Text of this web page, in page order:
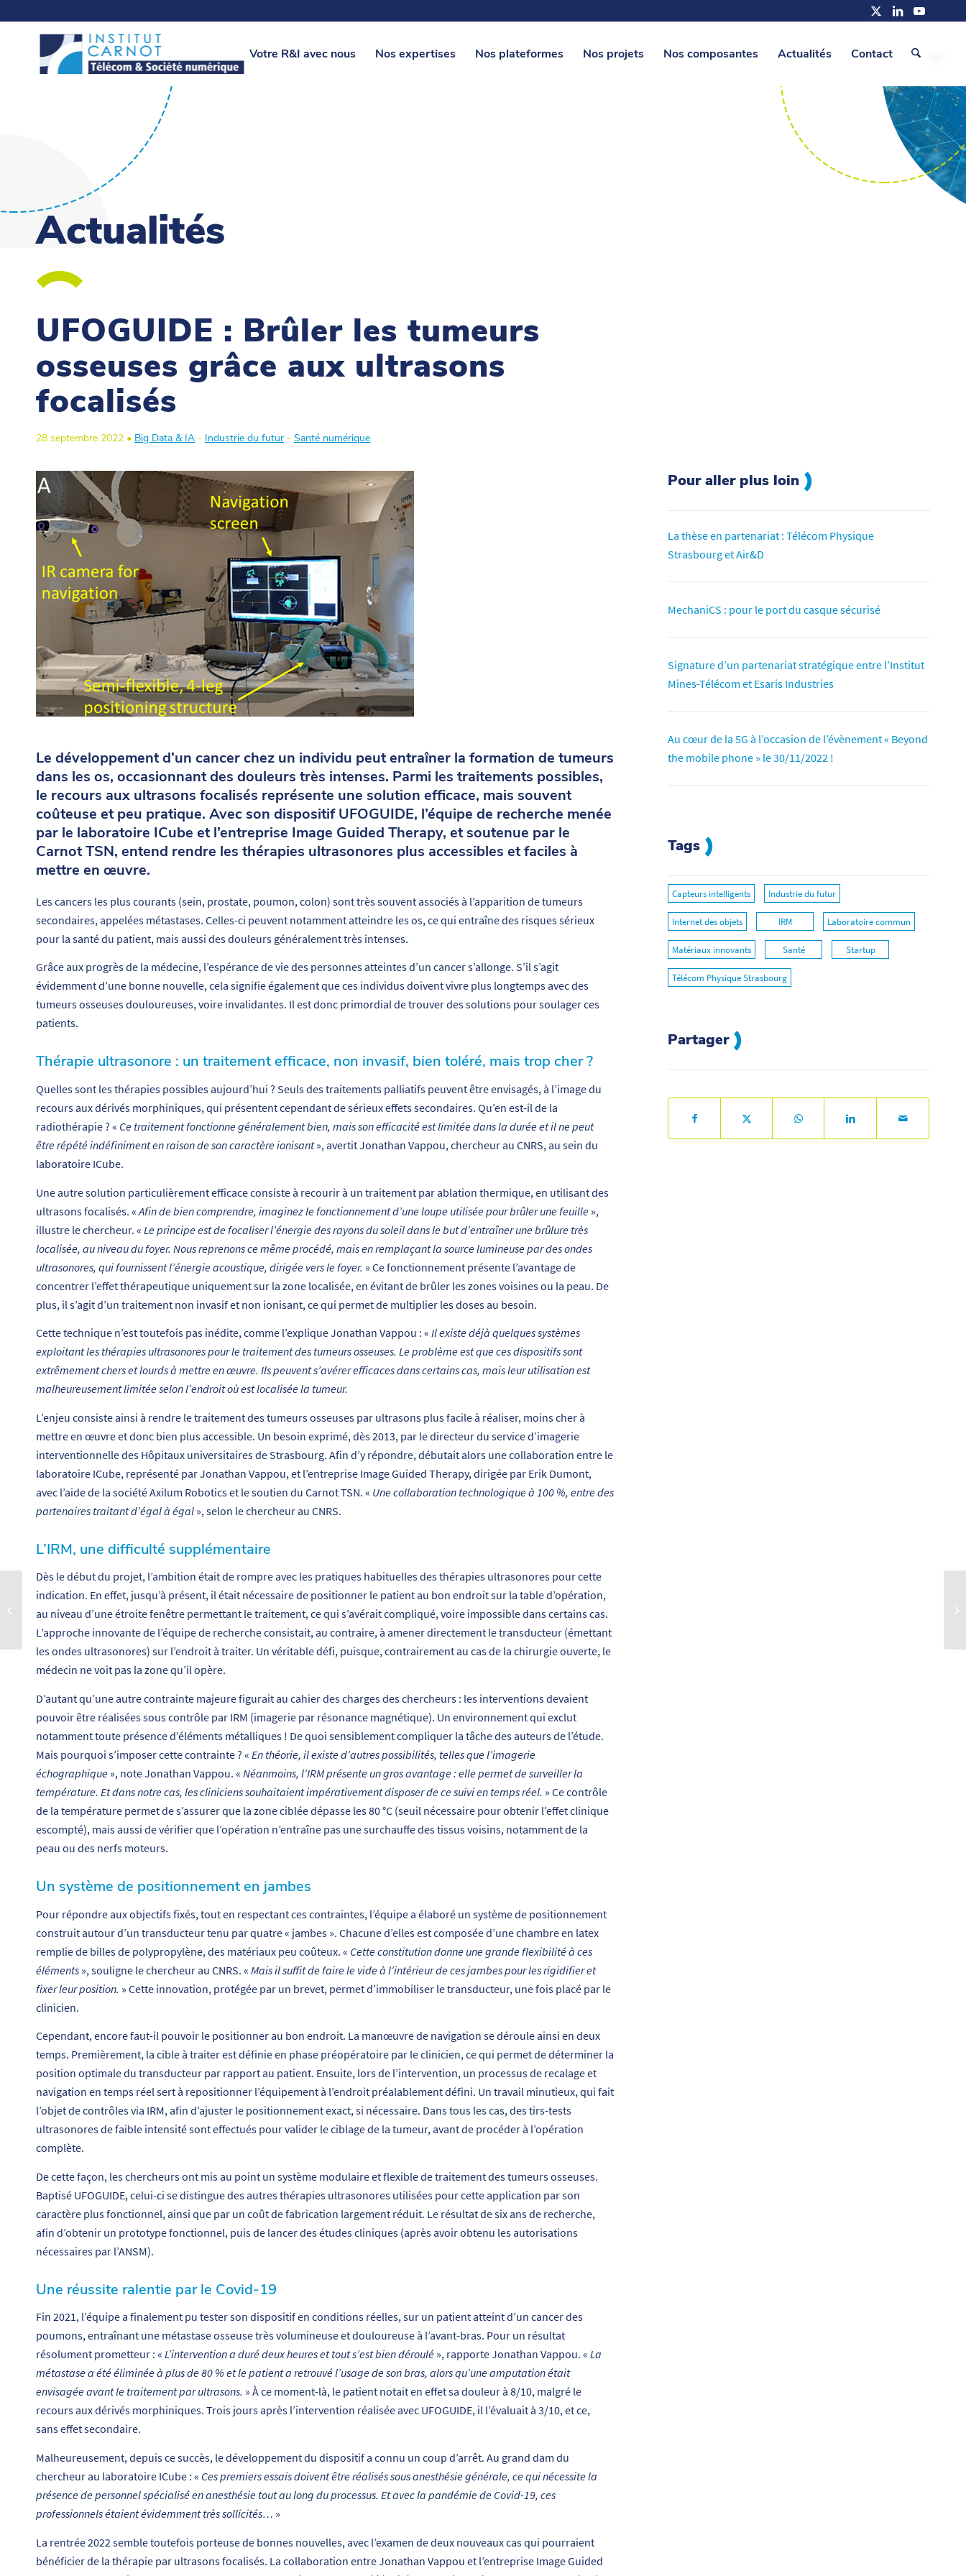
Votre R&I avec nous Nos expertises Nos plateformes Nos projets Nos composantes Actualités Contact
Actualités
UFOGUIDE : Brûler les tumeurs
osseuses grâce aux ultrasons
focalisés
28 septembre 2022 • Big Data & IA - Industrie du futur - Santé numérique
Le développement d’un cancer chez un individu peut entraîner la formation de tumeurs
dans les os, occasionnant des douleurs très intenses. Parmi les traitements possibles,
le recours aux ultrasons focalisés représente une solution efficace, mais souvent
coûteuse et peu pratique. Avec son dispositif UFOGUIDE, l’équipe de recherche menée
par le laboratoire ICube et l’entreprise Image Guided Therapy, et soutenue par le
Carnot TSN, entend rendre les thérapies ultrasonores plus accessibles et faciles à
mettre en œuvre.
Les cancers les plus courants (sein, prostate, poumon, colon) sont très souvent associés à l’apparition de tumeurs
secondaires, appelées métastases. Celles-ci peuvent notamment atteindre les os, ce qui entraîne des risques sérieux
pour la santé du patient, mais aussi des douleurs généralement très intenses.
Grâce aux progrès de la médecine, l’espérance de vie des personnes atteintes d’un cancer s’allonge. S’il s’agit
évidemment d’une bonne nouvelle, cela signifie également que ces individus doivent vivre plus longtemps avec des
tumeurs osseuses douloureuses, voire invalidantes. Il est donc primordial de trouver des solutions pour soulager ces
patients.
Thérapie ultrasonore : un traitement efficace, non invasif, bien toléré, mais trop cher ?
Quelles sont les thérapies possibles aujourd’hui ? Seuls des traitements palliatifs peuvent être envisagés, à l’image du
recours aux dérivés morphiniques, qui présentent cependant de sérieux effets secondaires. Qu’en est-il de la
radiothérapie ? « Ce traitement fonctionne généralement bien, mais son efficacité est limitée dans la durée et il ne peut
être répété indéfiniment en raison de son caractère ionisant», avertit Jonathan Vappou, chercheur au CNRS, au sein du
laboratoire ICube.
Une autre solution particulièrement efficace consiste à recourir à un traitement par ablation thermique, en utilisant des
ultrasons focalisés. « Afin de bien comprendre, imaginez le fonctionnement d’une loupe utilisée pour brûler une feuille »,
illustre le chercheur. « Le principe est de focaliser l’énergie des rayons du soleil dans le but d’entraîner unebrûlure très
localisée, au niveau du foyer. Nous reprenons ce même procédé, mais en remplaçant la source lumineuse par des ondes
ultrasonores, qui fournissent l’énergie acoustique, dirigée vers le foyer. » Ce fonctionnement présente l’avantage de
concentrer l’effet thérapeutique uniquement sur la zone localisée, en évitant de brûler les zones voisines ou la peau. De
plus, il s’agit d’un traitement non invasif et non ionisant, ce qui permet de multiplier les doses au besoin.
Cette technique n’est toutefois pas inédite, comme l’explique Jonathan Vappou : « Il existe déjà quelques systèmes
exploitant les thérapies ultrasonores pour le traitement des tumeurs osseuses. Le problème est que ces dispositifs sont
extrêmement chers et lourds à mettre en œuvre. Ils peuvent s’avérer efficaces dans certains cas, mais leur utilisation est
malheureusement limitée selon l’endroit où est localisée la tumeur.
L’enjeu consiste ainsi à rendre le traitement des tumeurs osseuses par ultrasons plus facile à réaliser, moins cher à
mettre en œuvre et donc bien plus accessible. Un besoin exprimé, dès 2013, par le directeur du service d’imagerie
interventionnelle des Hôpitaux universitaires de Strasbourg. Afin d’y répondre, débutait alors une collaboration entre le
laboratoire ICube, représenté par Jonathan Vappou, et l’entreprise Image Guided Therapy, dirigée par Erik Dumont,
avec l’aide de la société Axilum Robotics et le soutien du Carnot TSN. « Une collaboration technologique à 100 %, entre des
partenaires traitant d’égal à égal », selon le chercheur au CNRS.
L’IRM, une difficulté supplémentaire
Dès le début du projet, l’ambition était de rompre avec les pratiques habituelles des thérapies ultrasonores pour cette
indication. En effet, jusqu’à présent, il était nécessaire de positionner le patient au bon endroit sur la table d’opération,
au niveau d’une étroite fenêtre permettant le traitement, ce qui s’avérait compliqué, voire impossible dans certains cas.
L’approche innovante de l’équipe de recherche consistait, au contraire, à amener directement le transducteur (émettant
les ondes ultrasonores) sur l’endroit à traiter. Un véritable défi, puisque, contrairement au cas de la chirurgie ouverte, le
médecin ne voit pas la zone qu’il opère.
D’autant qu’une autre contrainte majeure figurait au cahier des charges des chercheurs : les interventions devaient
pouvoir être réalisées sous contrôle par IRM (imagerie par résonance magnétique). Un environnement qui exclut
notamment toute présence d’éléments métalliques ! De quoi sensiblement compliquer la tâche des auteurs de l’étude.
Mais pourquoi s’imposer cette contrainte ? « En théorie, il existe d’autres possibilités, telles que l’imagerie
échographique », note Jonathan Vappou. « Néanmoins, l’IRM présente un gros avantage : elle permet de surveiller la
température. Et dans notre cas, les cliniciens souhaitaient impérativement disposer de ce suivi en temps réel. » Ce contrôle
de la température permet de s’assurer que la zone ciblée dépasse les 80 °C (seuil nécessaire pour obtenir l’effet clinique
escompté), mais aussi de vérifier que l’opération n’entraîne pas une surchauffe des tissus voisins, notamment de la
peau ou des nerfs moteurs.
Un système de positionnement en jambes
Pour répondre aux objectifs fixés, tout en respectant ces contraintes, l’équipe a élaboré un système de positionnement
construit autour d’un transducteur tenu par quatre « jambes ». Chacune d’elles est composée d’une chambre en latex
remplie de billes de polypropylène, des matériaux peu coûteux. « Cette constitution donne une grande flexibilité à ces
éléments », souligne le chercheur au CNRS. « Mais il suffit de faire le vide à l’intérieur de ces jambes pour les rigidifier et
fixer leur position. » Cette innovation, protégée par un brevet, permet d’immobiliser le transducteur, une fois placé par le
clinicien.
Cependant, encore faut-il pouvoir le positionner au bon endroit. La manœuvre de navigation se déroule ainsi en deux
temps. Premièrement, la cible à traiter est définie en phase préopératoire par le clinicien, ce qui permet de déterminer la
position optimale du transducteur par rapport au patient. Ensuite, lors de l’intervention, un processus de recalage et
navigation en temps réel sert à repositionner l’équipement à l’endroit préalablement défini. Un travail minutieux, qui fait
l’objet de contrôles via IRM, afin d’ajuster le positionnement exact, si nécessaire. Dans tous les cas, des tirs-tests
ultrasonores de faible intensité sont effectués pour valider le ciblage de la tumeur, avant de procéder à l’opération
complète.
De cette façon, les chercheurs ont mis au point un système modulaire et flexible de traitement des tumeurs osseuses.
Baptisé UFOGUIDE, celui-ci se distingue des autres thérapies ultrasonores utilisées pour cette application par son
caractère plus fonctionnel, ainsi que par un coût de fabrication largement réduit. Le résultat de six ans de recherche,
afin d’obtenir un prototype fonctionnel, puis de lancer des études cliniques (après avoir obtenu les autorisations
nécessaires par l’ANSM).
Une réussite ralentie par le Covid-19
Fin 2021, l’équipe a finalement pu tester son dispositif en conditions réelles, sur un patient atteint d’un cancer des
poumons, entraînant une métastase osseuse très volumineuse et douloureuse à l’avant-bras. Pour un résultat
résolument prometteur : « L’intervention a duré deux heures et tout s’est bien déroulé », rapporte Jonathan Vappou. « La
métastase a été éliminée à plus de 80 % et le patient a retrouvé l’usage de son bras, alors qu’une amputation était
envisagée avant le traitement par ultrasons. » À ce moment-là, le patient notait en effet sa douleur à 8/10, malgré le
recours aux dérivés morphiniques. Trois jours après l’intervention réalisée avec UFOGUIDE, il l’évaluait à 3/10, et ce,
sans effet secondaire.
Malheureusement, depuis ce succès, le développement du dispositif a connu un coup d’arrêt. Au grand dam du
chercheur au laboratoire ICube : « Ces premiers essais doivent être réalisés sous anesthésie générale, ce qui nécessite la
présence de personnel spécialisé en anesthésie tout au long du processus. Et avec la pandémie de Covid-19, ces
professionnels étaient évidemment très sollicités… »
La rentrée 2022 semble toutefois porteuse de bonnes nouvelles, avec l’examen de deux nouveaux cas qui pourraient
bénéficier de la thérapie par ultrasons focalisés. La collaboration entre Jonathan Vappou et l’entreprise Image Guided
Pour aller plus loin
La thèse en partenariat : Télécom Physique
Strasbourg et Air&D
MechaniCS : pour le port du casque sécurisé
Signature d’un partenariat stratégique entre l’Institut
Mines-Télécom et Esaris Industries
Au cœur de la 5G à l’occasion de l’évènement « Beyond
the mobile phone » le 30/11/2022 !
Tags
Capteurs intelligents Industrie du futur
Internet des objets IRM Laboratoire commun
Matériaux innovants Santé Startup
Télécom Physique Strasbourg
Partager
Applications pour enfants
: la question sensible du